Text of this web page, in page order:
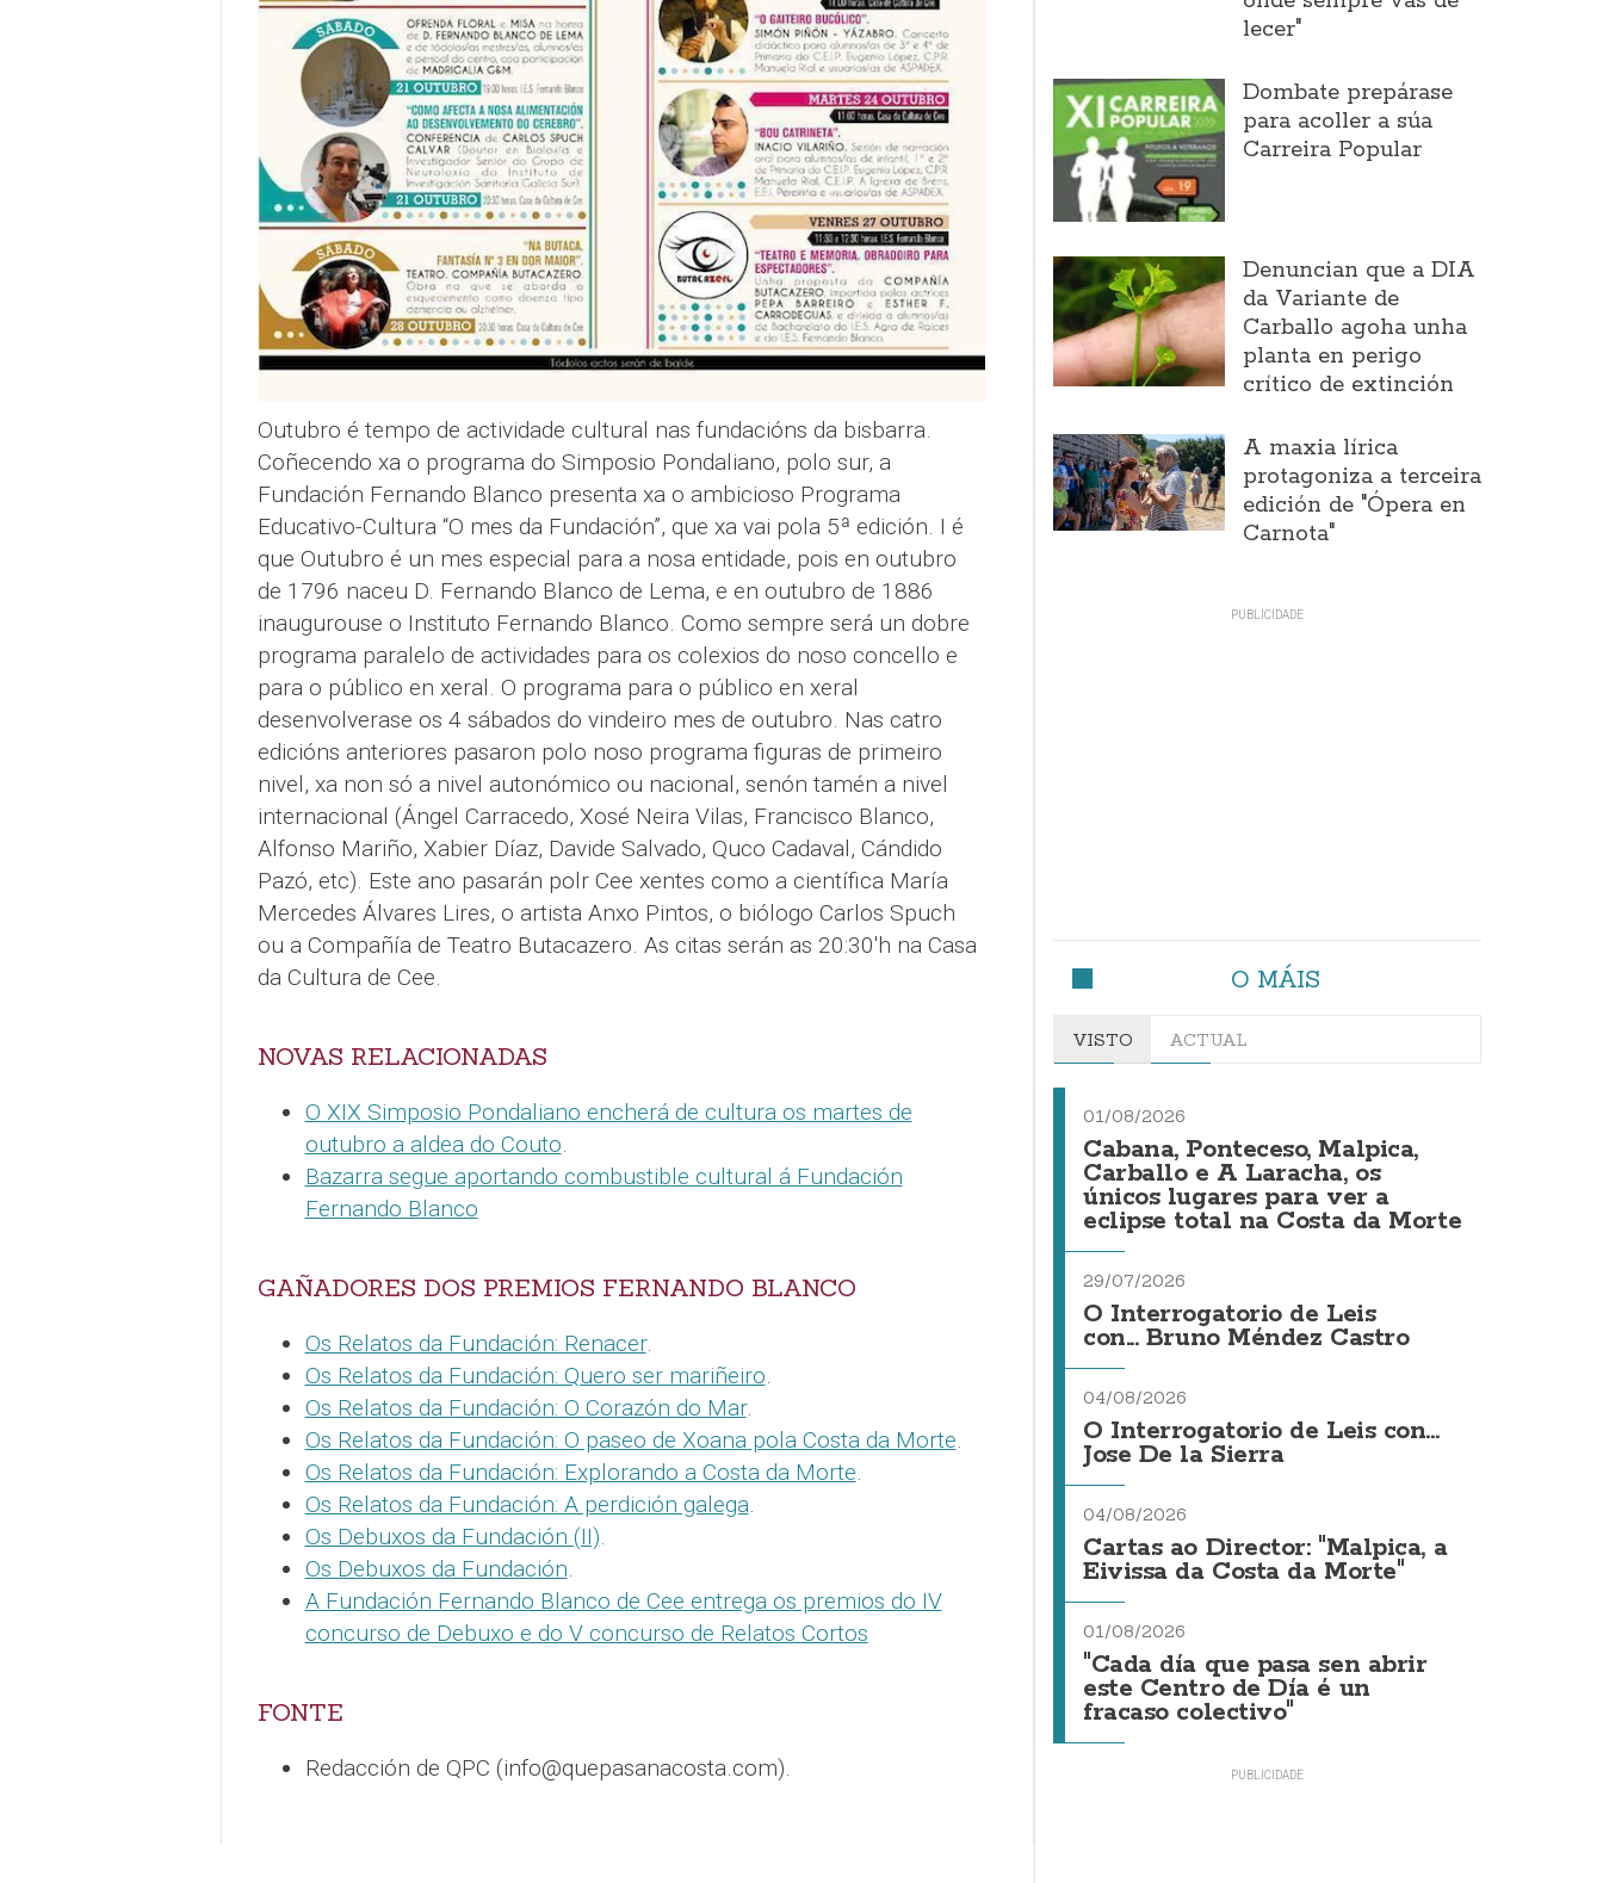
Outubro é tempo de actividade cultural nas fundacións da bisbarra.
Coñecendo xa o programa do Simposio Pondaliano, polo sur, a
Fundación Fernando Blanco presenta xa o ambicioso Programa
Educativo-Cultura “O mes da Fundación”, que xa vai pola 5ª edición. I é
que Outubro é un mes especial para a nosa entidade, pois en outubro
de 1796 naceu D. Fernando Blanco de Lema, e en outubro de 1886
inaugurouse o Instituto Fernando Blanco. Como sempre será un dobre
programa paralelo de actividades para os colexios do noso concello e
para o público en xeral. O programa para o público en xeral
desenvolverase os 4 sábados do vindeiro mes de outubro. Nas catro
edicións anteriores pasaron polo noso programa figuras de primeiro
nivel, xa non só a nivel autonómico ou nacional, senón tamén a nivel
internacional (Ángel Carracedo, Xosé Neira Vilas, Francisco Blanco,
Alfonso Mariño, Xabier Díaz, Davide Salvado, Quco Cadaval, Cándido
Pazó, etc). Este ano pasarán polr Cee xentes como a científica María
Mercedes Álvares Lires, o artista Anxo Pintos, o biólogo Carlos Spuch
ou a Compañía de Teatro Butacazero. As citas serán as 20:30'h na Casa
da Cultura de Cee.
NOVAS RELACIONADAS
O XIX Simposio Pondaliano encherá de cultura os martes de
outubro a aldea do Couto
Bazarra segue aportando combustible cultural á Fundación
Fernando Blanco
GAÑADORES DOS PREMIOS FERNANDO BLANCO
Os Relatos da Fundación: Renacer.
Os Relatos da Fundación: Quero ser mariñeiro
Os Relatos da Fundación: O Corazón do Mar.
Os Relatos da Fundación: O paseo de Xoana pola Costa da Morte
Os Relatos da Fundación: Explorando a Costa da Morte
Os Relatos da Fundación: A perdición galega
Os Debuxos da Fundación (II)
Os Debuxos da Fundación
A Fundación Fernando Blanco de Cee entrega os premios do IV
concurso de Debuxo e do V concurso de Relatos Cortos
FONTE
Redacción de QPC (info@quepasanacosta.com).
lecer"
Dombate prepárase
para acoller a súa
Carreira Popular
Denuncian que a DIA
da Variante de
Carballo agoha unha
planta en perigo
crítico de extinción
A maxia lírica
protagoniza a terceira
edición de "Ópera en
Carnota"
O MÁIS
VISTO ACTUAL
01/08/2026
Cabana, Ponteceso, Malpica,
Carballo e A Laracha, os
únicos lugares para ver a
eclipse total na Costa da Morte
29/07/2026
O Interrogatorio de Leis
con... Bruno Méndez Castro
04/08/2026
O Interrogatorio de Leis con...
Jose De la Sierra
04/08/2026
Cartas ao Director: "Malpica, a
Eivissa da Costa da Morte"
01/08/2026
"Cada día que pasa sen abrir
este Centro de Día é un
fracaso colectivo"